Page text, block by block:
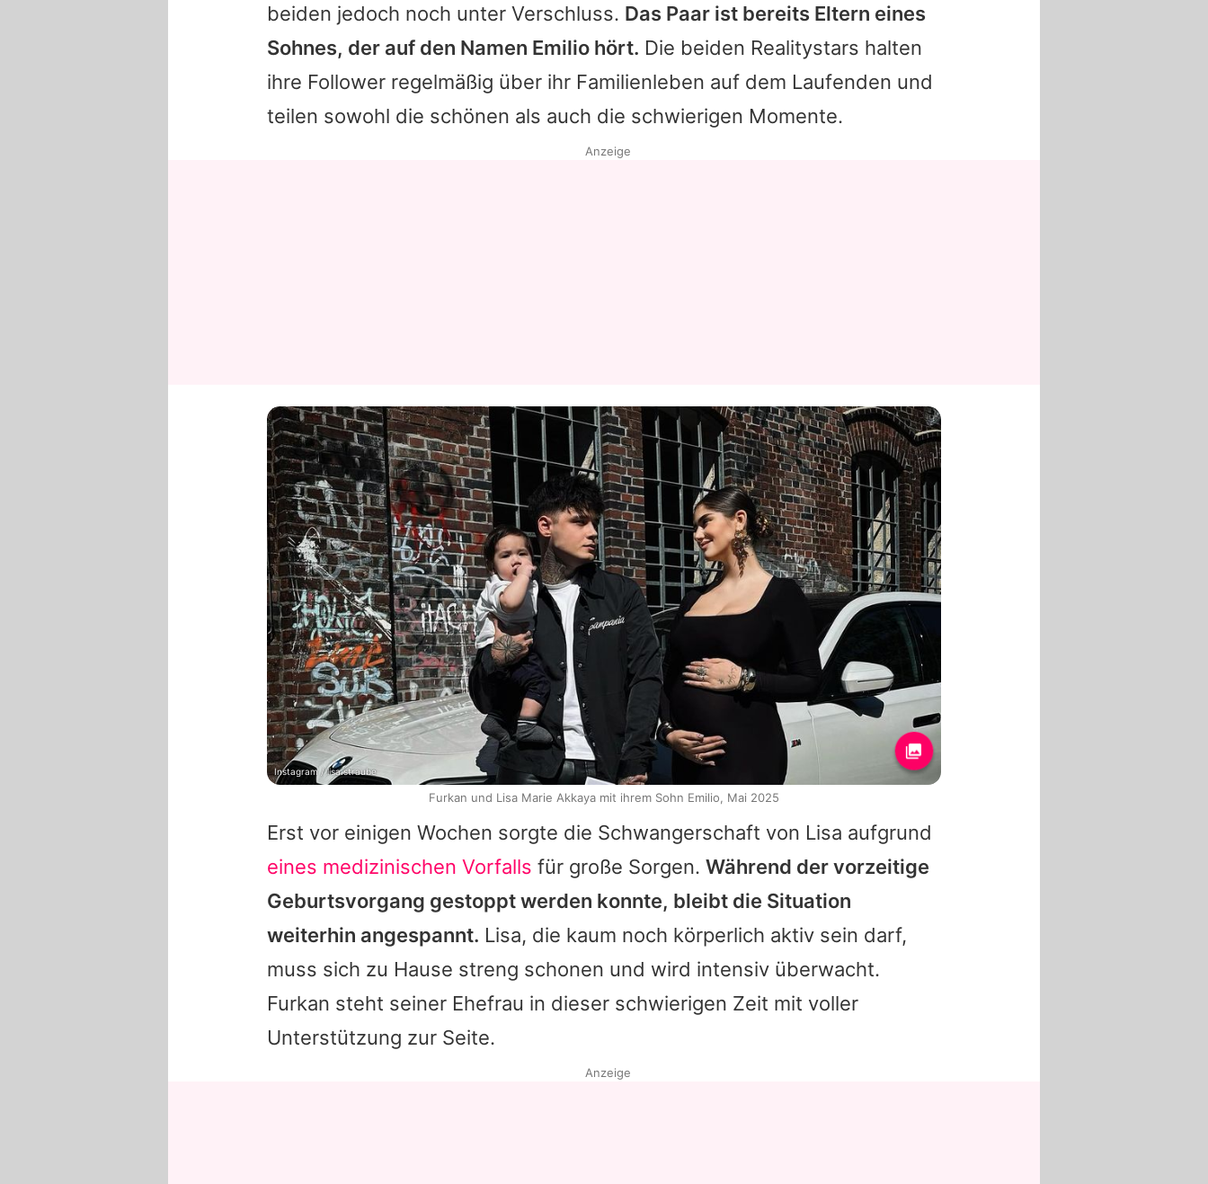
beiden jedoch noch unter Verschluss. Das Paar ist bereits Eltern eines
Sohnes, der auf den Namen Emilio hört. Die beiden Realitystars halten
ihre Follower regelmäßig über ihr Familienleben auf dem Laufenden und
teilen sowohl die schönen als auch die schwierigen Momente.
Erst vor einigen Wochen sorgte die Schwangerschaft von Lisa aufgrund
eines medizinischen Vorfalls für große Sorgen. Während der vorzeitige
Geburtsvorgang gestoppt werden konnte, bleibt die Situation
weiterhin angespannt. Lisa, die kaum noch körperlich aktiv sein darf,
muss sich zu Hause streng schonen und wird intensiv überwacht.
Furkan steht seiner Ehefrau in dieser schwierigen Zeit mit voller
Unterstützung zur Seite.
Anzeige
Instagram / lisa.straube
Furkan und Lisa Marie Akkaya mit ihrem Sohn Emilio, Mai 2025
Anzeige